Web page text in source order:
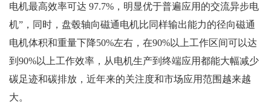
电机最高效率可达 97.7%，明显优于普遍应用的交流异步电
机”，同时，盘毂轴向磁通电机比同样输出能力的径向磁通
电机体积和重量下降50%左右，在90%以上工作区间可以达
到90%以上工作效率，从电机生产到终端应用都能大幅减少
碳足迹和碳排放，近年来的关注度和市场应用范围越来越
大。